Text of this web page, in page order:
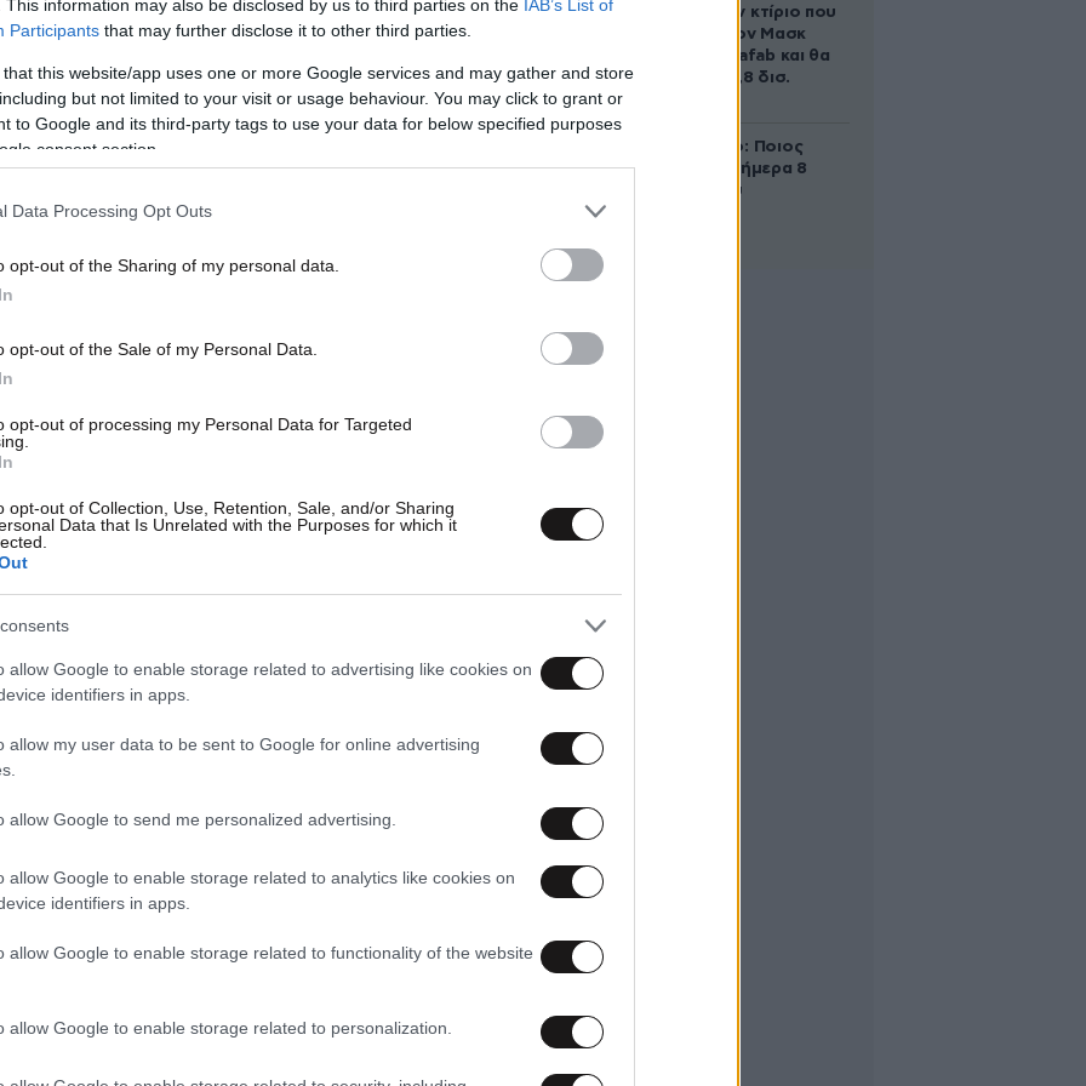
This information may also be disclosed by us to third parties on the IAB’s List of
Participants that may further disclose it to other third parties.
that this website/app uses one or more Google services and may gather and store
but not limited to your visit or usage behaviour. You may click to grant or
to Google and its third-party tags to use your data for below specified purposes
consent section.
Data Processing Opt Outs
opt-out of the Sharing of my personal data.
opt-out of the Sale of my Personal Data.
opt-out of processing my Personal Data for Targeted
opt-out of Collection, Use, Retention, Sale, and/or Sharing
Data that Is Unrelated with the Purposes for which it
allow Google to enable storage related to advertising like cookies on
identifiers in apps.
allow my user data to be sent to Google for online advertising
allow Google to send me personalized advertising.
allow Google to enable storage related to analytics like cookies on
identifiers in apps.
allow Google to enable storage related to functionality of the website
allow Google to enable storage related to personalization.
υπέρ των Αρμενίων κατά την
να παγώσει τη συμμετοχή της στη
και να αναζητήσει στηρίγματα σε ΕΕ και
πρόσφατα την «πλήρη και απόλυτη»
συνδέοντας την προσέγγιση της χώρας
Ουκρανίας.
είχε στείλει σαφές μήνυμα τονίζοντας:
Ουκρανίας να ενταχτεί στην ΕΕ»
διαστάσεων κτίριο που
χτίζει ο Έλον Μασκ
λέγεται Terafab και θα
κοστίσει 16,8 δισ.
Εορτολόγιο: Ποιος
γιορτάζει σήμερα 8
Αυγούστου